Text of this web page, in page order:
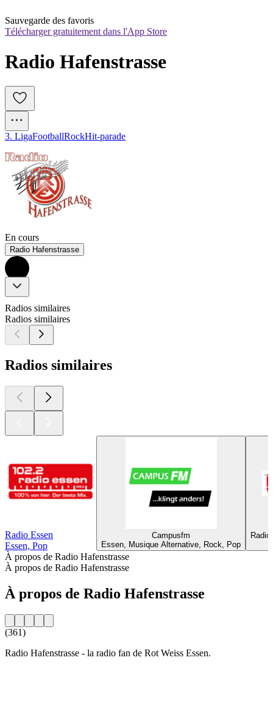
Sauvegarde des favoris
Télécharger gratuitement dans l'App Store
Radio Hafenstrasse
3. LigaFootballRockHit-parade
En cours
Radio Hafenstrasse
Radios similaires
Radios similaires
Radios similaires
Radio Essen
Essen, Pop
Campusfm
Essen, Musique Alternative, Rock, Pop
À propos de Radio Hafenstrasse
À propos de Radio Hafenstrasse
À propos de Radio Hafenstrasse
(361)
Radio Hafenstrasse - la radio fan de Rot Weiss Essen.